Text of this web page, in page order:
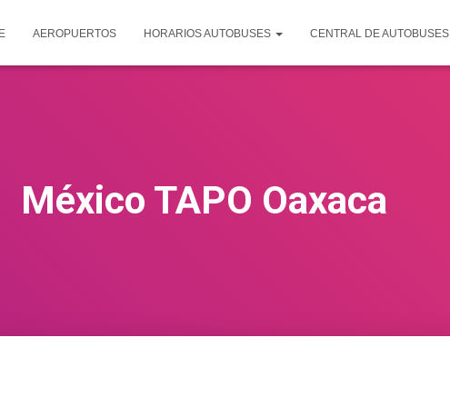
AEROPUERTOS HORARIOS AUTOBUSES CENTRAL DE AUTOBUSES
México TAPO Oaxaca